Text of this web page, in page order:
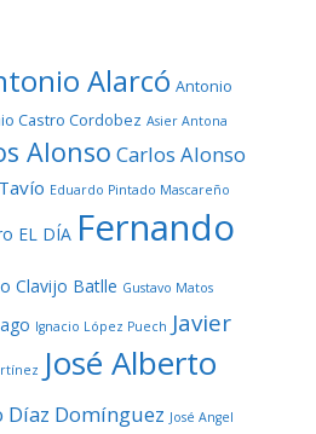
Alarcó Antonio
Castro Cordobez Asier Antona
Alonso Carlos Alonso
Eduardo Pintado Mascareño
EL DÍA Fernando
Clavijo Batlle Gustavo Matos
Ignacio López Puech Javier
José Alberto
Díaz Domínguez José Angel